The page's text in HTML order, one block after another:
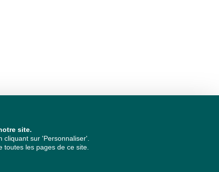
site.
sur 'Personnaliser'.
les pages de ce site.